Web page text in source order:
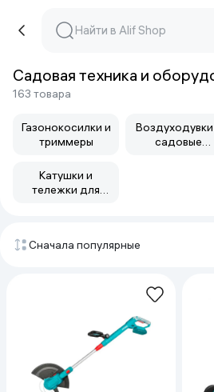
Садовая техника и
163 товара
Газонокосилки и
триммеры
садовые
Катушки и
тележки для
Сначала популярные